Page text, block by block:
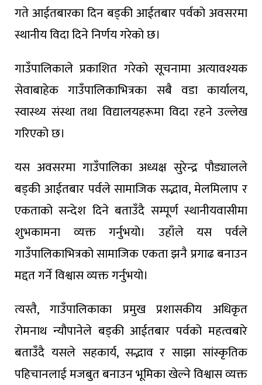
गते आईतबारका दिन बड्की आईतबार पर्वको अवसरमा
स्थानीय विदा दिने निर्णय गरेको छ।
गाउँपालिकाले प्रकाशित गरेको सूचनामा अत्यावश्यक
सेवाबाहेक गाउँपालिकाभित्रका सबै वडा कार्यालय,
स्वास्थ्य संस्था तथा विद्यालयहरूमा विदा रहने उल्लेख
गरिएको छ।
यस अवसरमा गाउँपालिका अध्यक्ष सुरेन्द्र पौड्यालले
बड्की आईतबार पर्वले सामाजिक सद्भाव, मेलमिलाप र
एकताको सन्देश दिने बताउँदै सम्पूर्ण स्थानीयवासीमा
शुभकामना व्यक्त गर्नुभयो। उहाँले यस पर्वले
गाउँपालिकाभित्रको सामाजिक एकता झनै प्रगाढ बनाउन
मद्दत गर्ने विश्वास व्यक्त गर्नुभयो।
त्यस्तै, गाउँपालिकाका प्रमुख प्रशासकीय अधिकृत
रोमनाथ न्यौपानेले बड्की आईतबार पर्वको महत्वबारे
बताउँदै यसले सहकार्य, सद्भाव र साझा सांस्कृतिक
पहिचानलाई मजबुत बनाउन भूमिका खेल्ने विश्वास व्यक्त